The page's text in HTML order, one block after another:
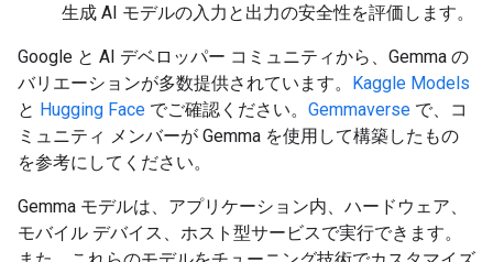
生成 AI モデルの入力と出力の安全性を評価します。
Google と AI デベロッパー コミュニティから、Gemma の
バリエーションが多数提供されています。 Kaggle Models
と Hugging Face でご確認ください。 Gemmaverse で、コ
ミュニティ メンバーが Gemma を使用して構築したもの
を参考にしてください。
Gemma モデルは、アプリケーション内、ハードウェア、
モバイル デバイス、ホスト型サービスで実行できます。